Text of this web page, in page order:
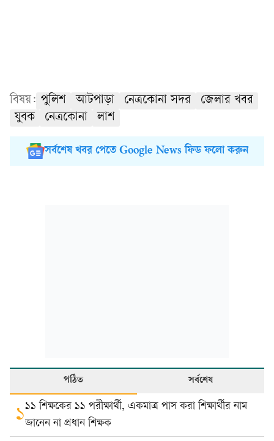
বিষয়: পুলিশ আটপাড়া নেত্রকোনা সদর
জেলার খবর
যুবক
নেত্রকোনা লাশ
সর্বশেষ খবর পেতে Google News ফিড ফলো করুন
পঠিত সর্বশেষ
১১১ শিক্ষকের ১১ পরীক্ষার্থী, একমাত্র পাস করা শিক্ষার্থীর নাম
জানেন না প্রধান শিক্ষক